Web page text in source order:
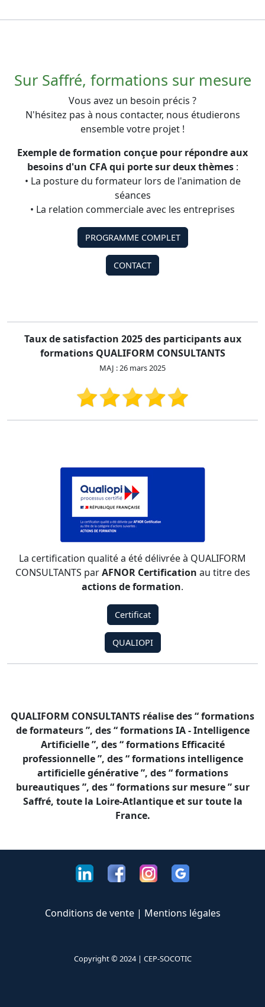
Sur Saffré, formations sur mesure
Vous avez un besoin précis ?
N'hésitez pas à nous contacter, nous étudierons
ensemble votre projet !
Exemple de formation conçue pour répondre aux
besoins d'un CFA qui porte sur deux thèmes:
• La posture du formateur lors de l'animation de
séances
• La relation commerciale avec les entreprises
PROGRAMME COMPLET
CONTACT
Taux de satisfaction 2025 des participants aux
formations QUALIFORM CONSULTANTS
MAJ : 26 mars 2025
La certification qualité a été délivrée à QUALIFORM
CONSULTANTS parAFNOR Certification au titre des
actions de formation.
Certificat
QUALIOPI
QUALIFORM CONSULTANTS réalise des “ formations
de formateurs ”, des “ formations IA - Intelligence
Artificielle ”, des “ formations Efficacité
professionnelle ”, des “ formations intelligence
artificielle générative ”, des “ formations
bureautiques ”, des “ formations sur mesure ” sur
Saffré, toute la Loire-Atlantique et sur toute la
France.
Conditions de vente| Mentions légales
Copyright © 2024 | CEP-SOCOTIC